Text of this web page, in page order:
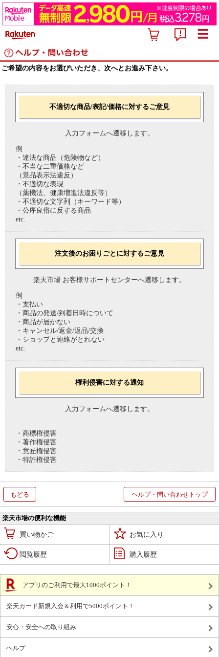
ご希望の内容をお選びいただき、次へとお進み下さい。
不適切な商品/表記/価格に対するご意見
入力フォームへ遷移します。
例
・違法な商品（危険物など）
・不当な二重価格など
（景品表示法違反）
・不適切な表現
（薬機法、健康増進法違反等）
・不適切な文字列（キーワード等）
・公序良俗に反する商品
etc.
注文後のお困りごとに対するご意見
楽天市場 お客様サポートセンターへ遷移します。
例
・支払い
・商品の発送/到着日時について
・商品が届かない
・キャンセル/返金/返品/交換
・ショップと連絡がとれない
etc.
権利侵害に対する通知
入力フォームへ遷移します。
・商標権侵害
・著作権侵害
・意匠権侵害
・特許権侵害
もどる ヘルプ・問い合わせトップ
楽天市場の便利な機能
買い物かご お気に入り
閲覧履歴 購入履歴
アプリのご利用で最大1000ポイント！
楽天カード新規入会＆利用で5000ポイント！
安心・安全への取り組み
ヘルプ